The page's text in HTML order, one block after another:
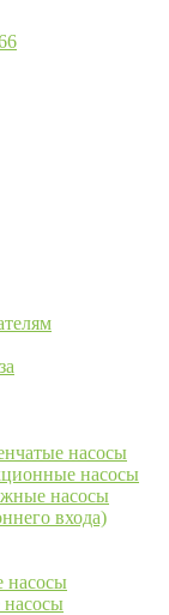
насосы
насосы
насосы
входа)
насосы